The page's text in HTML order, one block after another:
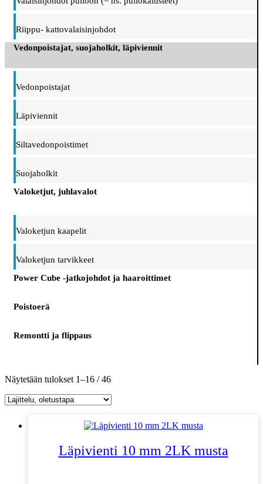
Riippu- kattovalaisinjohdot
Vedonpoistajat, suojaholkit, läpiviennit
Vedonpoistajat
Läpiviennit
Siltavedonpoistimet
Suojaholkit
Valoketjut, juhlavalot
Valoketjun kaapelit
Valoketjun tarvikkeet
Power Cube -jatkojohdot ja haaroittimet
Poistoerä
Remontti ja flippaus
Näytetään tulokset 1–16 / 46
Läpivienti 10 mm 2LK musta